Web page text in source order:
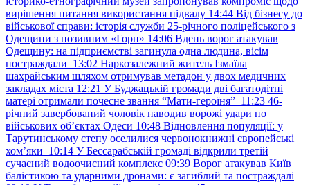
вирішення питання використання підвалу 14:44 Від бізнесу до
військової справи: історія служби 25-річного поліцейського з
Одещини з позивним «Горн» 14:06 Вдень ворог атакував
Одещину: на підприємстві загинула одна людина, вісім
постраждали 13:02 Наркозалежний житель Ізмаїла
шахрайським шляхом отримував метадон у двох медичних
закладах міста 12:21 У Буджацькій громади дві багатодітні
матері отримали почесне звання “Мати-героїня” 11:23 46-
річний завербований чоловік наводив ворожі удари по
військових обʼєктах Одеси 10:48 Відновлення популяції: у
Тарутинському степу оселилися червонокнижні європейські
хом’яки 10:14 У Бессарабській громаді відкрили третій
сучасний водоочисний комплекс 09:39 Ворог атакував Київ
балістикою та ударними дронами: є загиблий та постраждалі